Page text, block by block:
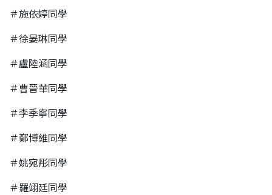
＃施依婷同學
＃徐晏琳同學
＃盧陸涵同學
＃曹晉華同學
＃李季寧同學
＃鄭博維同學
＃姚宛彤同學
＃羅翊廷同學